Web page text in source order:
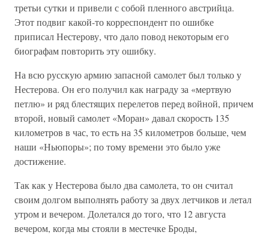
третьи сутки и привели с собой пленного австрийца.
Этот подвиг какой-то корреспондент по ошибке
приписал Нестерову, что дало повод некоторым его
биографам повторить эту ошибку.
На всю русскую армию запасной самолет был только у
Нестерова. Он его получил как награду за «мертвую
петлю» и ряд блестящих перелетов перед войной, причем
второй, новый самолет «Моран» давал скорость 135
километров в час, то есть на 35 километров больше, чем
наши «Ньюпоры»; по тому времени это было уже
достижение.
Так как у Нестерова было два самолета, то он считал
своим долгом выполнять работу за двух летчиков и летал
утром и вечером. Долетался до того, что 12 августа
вечером, когда мы стояли в местечке Броды,